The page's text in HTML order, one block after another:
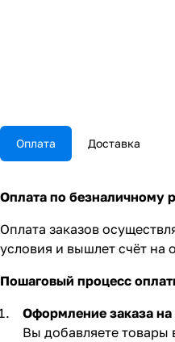
Оплата Доставка
Оплата по безналичному
Оплата заказов
условия и вышлет счёт на
Пошаговый процесс
Оформление заказа на
Вы добавляете товары